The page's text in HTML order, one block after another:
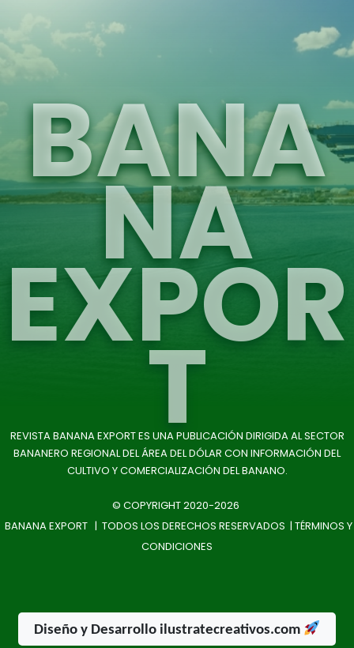
BANA
NA
EXPOR
T
REVISTA BANANA EXPORT ES UNA PUBLICACIÓN DIRIGIDA AL SECTOR
BANANERO REGIONAL DEL ÁREA DEL DÓLAR CON INFORMACIÓN DEL
CULTIVO Y COMERCIALIZACIÓN DEL BANANO.
© COPYRIGHT 2020-2026
BANANA EXPORT | TODOS LOS DERECHOS RESERVADOS | TÉRMINOS Y
CONDICIONES
Diseño y Desarrollo ilustratecreativos.com